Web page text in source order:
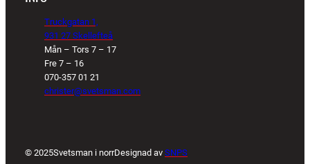
Truckgatan 1,
931 27 Skellefteå
Mån – Tors 7 – 17
Fre 7 – 16
070-357 01 21
christer@svetsman.com
© 2025Svetsman i norrDesignad av SNPS